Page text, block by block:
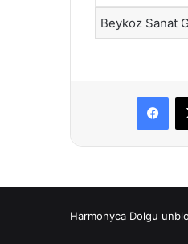
Beykoz Sanat
Harmonyca Dolgu